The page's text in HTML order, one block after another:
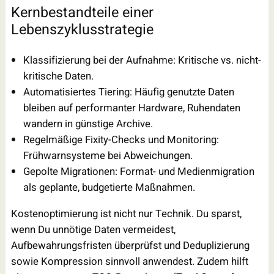
Kernbestandteile einer
Lebenszyklusstrategie
Klassifizierung bei der Aufnahme: Kritische vs. nicht-
kritische Daten.
Automatisiertes Tiering: Häufig genutzte Daten
bleiben auf performanter Hardware, Ruhendaten
wandern in günstige Archive.
Regelmäßige Fixity-Checks und Monitoring:
Frühwarnsysteme bei Abweichungen.
Gepolte Migrationen: Format- und Medienmigration
als geplante, budgetierte Maßnahmen.
Kostenoptimierung ist nicht nur Technik. Du sparst,
wenn Du unnötige Daten vermeidest,
Aufbewahrungsfristen überprüfst und Deduplizierung
sowie Kompression sinnvoll anwendest. Zudem hilft